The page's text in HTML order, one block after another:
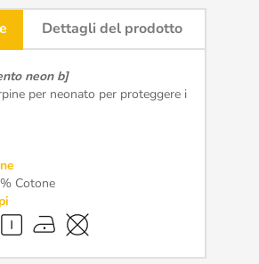
Dettagli del prodotto
neon b]
per neonato per proteggere i
Cotone